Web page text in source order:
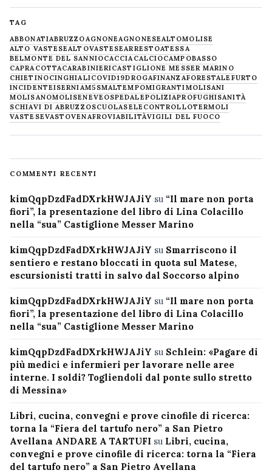
TAG
ABBONATIABRUZZOAGNONEAGNONESEALTOMOLISE
ALTO VASTESEALTOVASTESEARRESTOATESSA
BELMONTE DEL SANNIOCACCIA CALCIOCAMPOBASSO
CAPRACOTTACARABINIERICASTIGLIONE MESSER MARINO
CHIETINOCINGHIALICOVID19DROGAFINANZAFORESTALE FURTO
INCIDENTEISERNIAM5SMALTEMPOMIGRANTIMOLISANI
MOLISANOMOLISENEVE OSPEDALEPOLIZIAPROFUGHISANITÀ
SCHIAVI DI ABRUZZOSCUOLASELECONTROLLOTERMOLI
VASTESEVASTOVENAFROVIABILITÀVIGILI DEL FUOCO
COMMENTI RECENTI
kimQqpDzdFadDXrkHWJAJiY su “Il mare non porta
fiori”, la presentazione del libro di Lina Colacillo
nella “sua” Castiglione Messer Marino
kimQqpDzdFadDXrkHWJAJiY su Smarriscono il
sentiero e restano bloccati in quota sul Matese,
escursionisti tratti in salvo dal Soccorso alpino
kimQqpDzdFadDXrkHWJAJiY su “Il mare non porta
fiori”, la presentazione del libro di Lina Colacillo
nella “sua” Castiglione Messer Marino
kimQqpDzdFadDXrkHWJAJiY su Schlein: «Pagare di
più medici e infermieri per lavorare nelle aree
interne. I soldi? Togliendoli dal ponte sullo stretto
di Messina»
Libri, cucina, convegni e prove cinofile di ricerca:
torna la “Fiera del tartufo nero” a San Pietro
Avellana ANDARE A TARTUFI su Libri, cucina,
convegni e prove cinofile di ricerca: torna la “Fiera
del tartufo nero” a San Pietro Avellana